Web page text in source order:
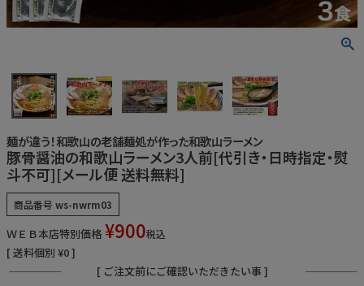
麺が違う！和歌山の老舗麺処が作った和歌山ラーメン
豚骨醤油の和歌山ラーメン3人前[代引き・日時指定・熨
斗不可][メール便 送料無料]
商品番号 ws-nwrm03
ＷＥＢ本店特別価格 ¥900税込
送料個別 ¥0
[ ご注文前にご確認いただきたい事 ]
ご利用ガイド
かわすいブログ
工場見学ツアー
産地検索
お問い合わせ